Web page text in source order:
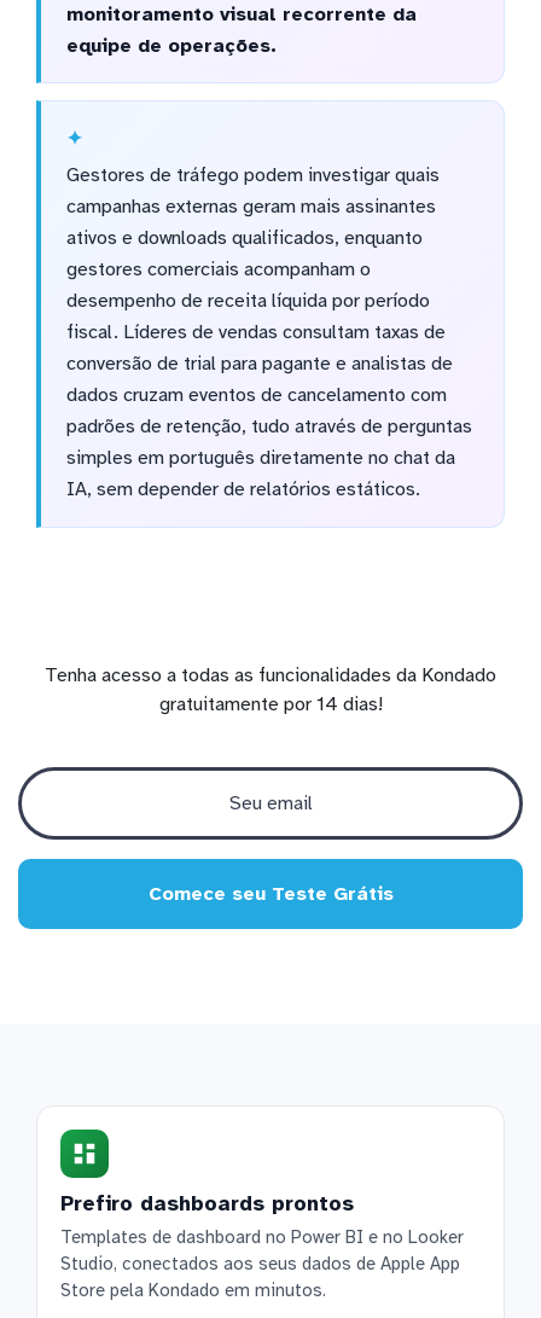
monitoramento visual recorrente da
equipe de operações.
Gestores de tráfego podem investigar quais
campanhas externas geram mais assinantes
ativos e downloads qualificados, enquanto
gestores comerciais acompanham o
desempenho de receita líquida por período
fiscal. Líderes de vendas consultam taxas de
conversão de trial para pagante e analistas de
dados cruzam eventos de cancelamento com
padrões de retenção, tudo através de perguntas
simples em português diretamente no chat da
IA, sem depender de relatórios estáticos.
Tenha acesso a todas as funcionalidades da Kondado
gratuitamente por 14 dias!
Comece seu Teste Grátis
Prefiro dashboards prontos
Templates de dashboard no Power BI e no Looker
Studio, conectados aos seus dados de Apple App
Store pela Kondado em minutos.